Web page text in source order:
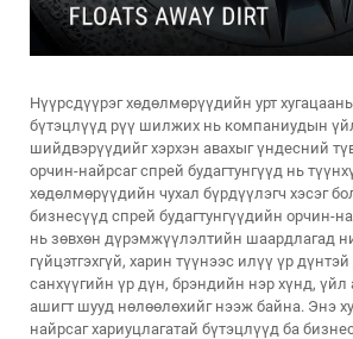
Нүүрсдүүрэг хөдөлмөрүүдийн урт
бүтэцлүүд рүү шилжих нь компаниудын
шийдвэрүүдийг хэрхэн авахыг үндесний
орчин-найрсаг спрей будагтунгүүд нь
хөдөлмөрүүдийн чухал бүрдүүлэгч хэсэг
бизнесүүд спрей будагтунгүүдийн орчин-
нь зөвхөн дүрэмжүүлэлтийн шаардлагад
гүйцэтгэхгүй, харин түүнээс илүү үр
санхүүгийн үр дүн, брэндийн нэр хүнд,
ашигт шууд нөлөөлөхийг нээж байна. Энэ
найрсаг хариуцлагатай бүтэцлүүд ба